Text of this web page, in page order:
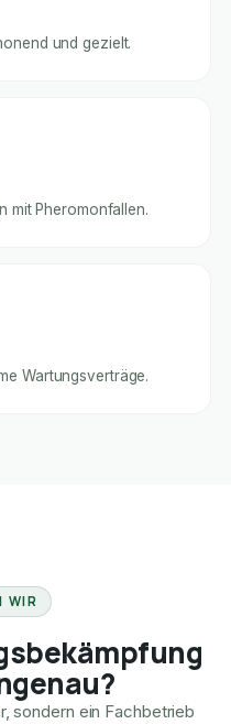
und gezielt.
mit Pheromonfallen.
Wartungsverträge.
WIR
sondern ein Fachbetrieb